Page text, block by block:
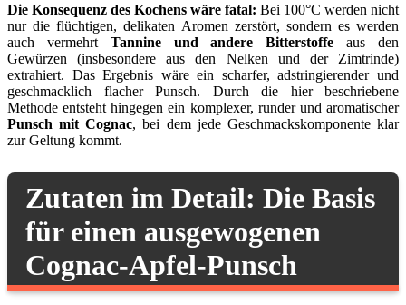
Die Konsequenz des Kochens wäre fatal: Bei 100°C werden nicht
nur die flüchtigen, delikaten Aromen zerstört, sondern es werden
auch vermehrt Tannine und andere Bitterstoffe aus den
Gewürzen (insbesondere aus den Nelken und der Zimtrinde)
extrahiert. Das Ergebnis wäre ein scharfer, adstringierender und
geschmacklich flacher Punsch. Durch die hier beschriebene
Methode entsteht hingegen ein komplexer, runder und aromatischer
Punsch mit Cognac, bei dem jede Geschmackskomponente klar
zur Geltung kommt.
Zutaten im Detail: Die Basis
für einen ausgewogenen
Cognac-Apfel-Punsch